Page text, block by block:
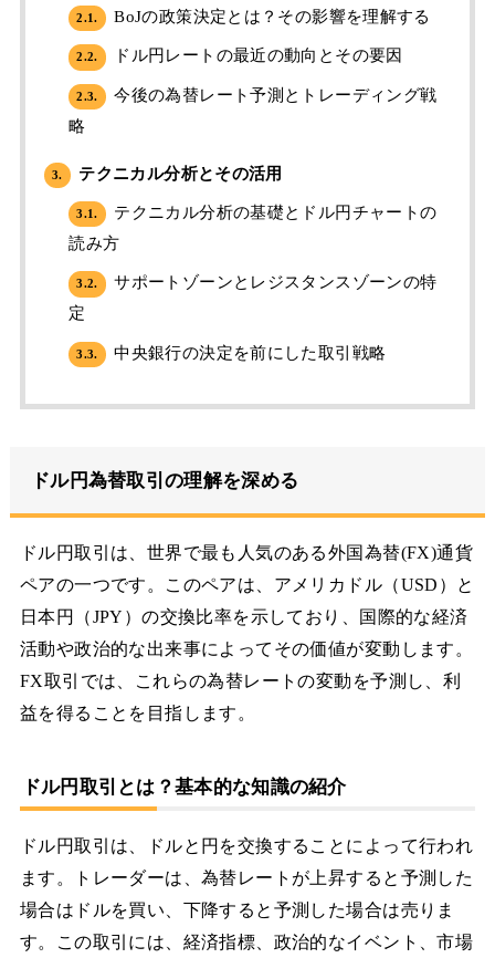
2.1. BoJの政策決定とは？その影響を理解する
2.2. ドル円レートの最近の動向とその要因
2.3.
今後の為替レート予測とトレーディング戦
略
3. テクニカル分析とその活用
3.1.
テクニカル分析の基礎とドル円チャートの
読み方
3.2.
サポートゾーンとレジスタンスゾーンの特
定
3.3. 中央銀行の決定を前にした取引戦略
ドル円為替取引の理解を深める
ドル円取引は、世界で最も人気のある外国為替(FX)通貨
ペアの一つです。このペアは、アメリカドル（USD）と
日本円（JPY）の交換比率を示しており、国際的な経済
活動や政治的な出来事によってその価値が変動します。
FX取引では、これらの為替レートの変動を予測し、利
益を得ることを目指します。
ドル円取引とは？基本的な知識の紹介
ドル円取引は、ドルと円を交換することによって行われ
ます。トレーダーは、為替レートが上昇すると予測した
場合はドルを買い、下降すると予測した場合は売りま
す。この取引には、経済指標、政治的なイベント、市場